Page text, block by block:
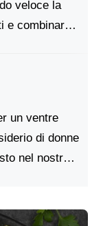
veloce la
e combinare
un ventre
di donne
nel nostro